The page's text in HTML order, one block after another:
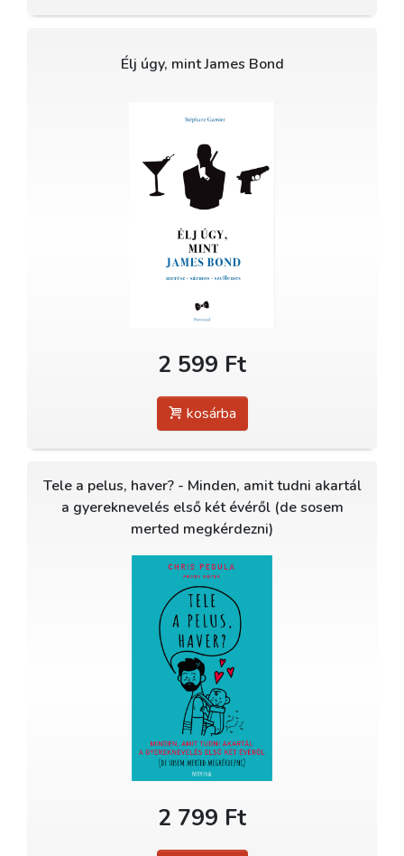
Élj úgy, mint James Bond
2 599 Ft
kosárba
Tele a pelus, haver? - Minden, amit tudni akartál
a gyereknevelés első két évéről (de sosem
merted megkérdezni)
2 799 Ft